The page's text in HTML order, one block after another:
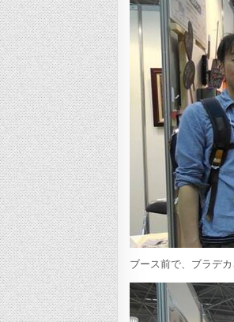
ブース前で、ブラデ